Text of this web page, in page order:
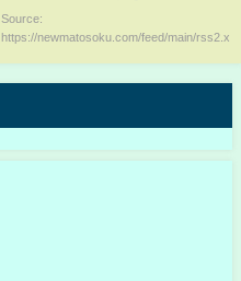
Source:
https://newmatosoku.com/feed/main/